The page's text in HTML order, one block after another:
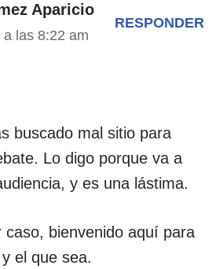
Aparicio
las 8:22 am
RESPONDER
buscado mal sitio para
Lo digo porque va a
y es una lástima.
caso, bienvenido aquí para
el que sea.